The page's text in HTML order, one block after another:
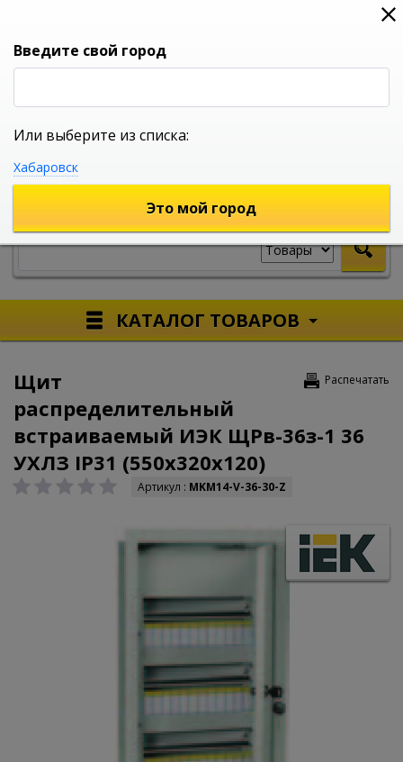
0
УНИВЕРСАЛЬНЫЙ ИНТЕРНЕТ МАГАЗИН
КАТАЛОГ ТОВАРОВ
Распечатать
Щит
распределительный
встраиваемый ИЭК ЩРв-36з-1 36
УХЛЗ IP31 (550х320х120)
Артикул : MKM14-V-36-30-Z
Введите свой город
Или выберите из списка:
Хабаровск
Это мой город